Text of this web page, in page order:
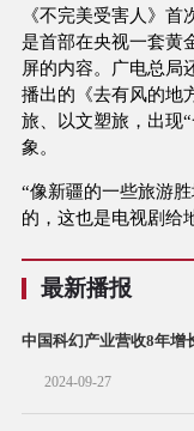
《不完美受害人》
是首部在央视一套黄
屏的内容。广电总局
播出的《去有风的地
旅、以文塑旅，出现
象。
“像新疆的一些旅游
的，这也是电视剧给
最新播报
中国科幻产业营收8年增
2024-09-27